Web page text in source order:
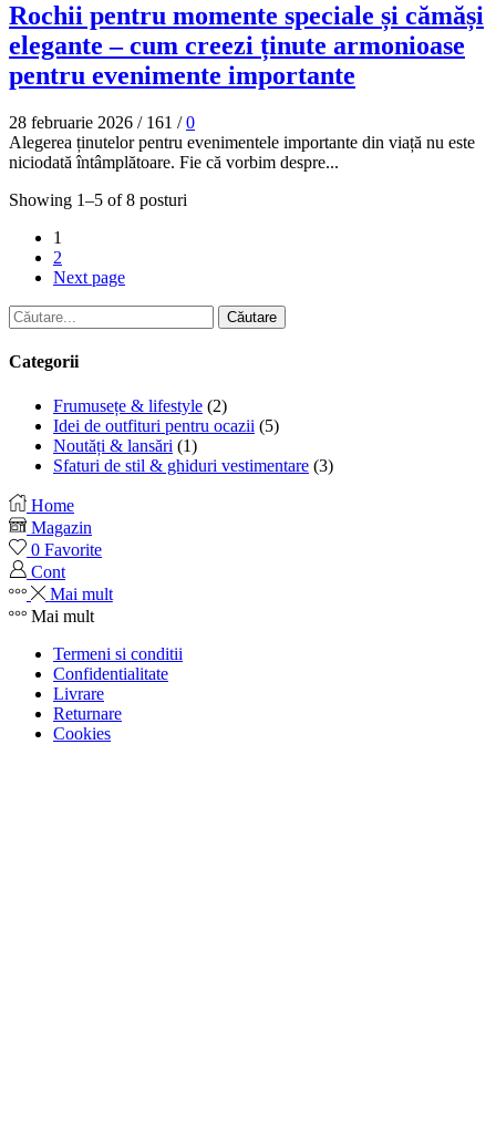
Rochii pentru momente speciale și cămăși
elegante – cum creezi ținute armonioase
pentru evenimente importante
28 februarie 2026 / 161 / 0
Alegerea ținutelor pentru evenimentele importante din viață nu este
niciodată întâmplătoare. Fie că vorbim despre...
Showing 1–5 of 8 posturi
1
2
Next page
Căutare
Categorii
Frumusețe & lifestyle (2)
Idei de outfituri pentru ocazii (5)
Noutăți & lansări (1)
Sfaturi de stil & ghiduri vestimentare (3)
Home
Magazin
0 Favorite
Cont
Mai mult
Mai mult
Termeni si conditii
Confidentialitate
Livrare
Returnare
Cookies